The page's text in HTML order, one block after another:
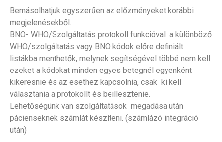
Bemásolhatjuk egyszerűen az előzményeket korábbi
megjelenésekből.
BNO- WHO/Szolgáltatás protokoll funkcióval a különböző
WHO/szolgáltatás vagy BNO kódok előre definiált
listákba menthetők, melynek segítségével többé nem kell
ezeket a kódokat minden egyes betegnél egyenként
kikeresnie és az esethez kapcsolnia, csak ki kell
választania a protokollt és beillesztenie.
Lehetőségünk van szolgáltatások megadása után
pácienseknek számlát készíteni. (számlázó integráció
után)